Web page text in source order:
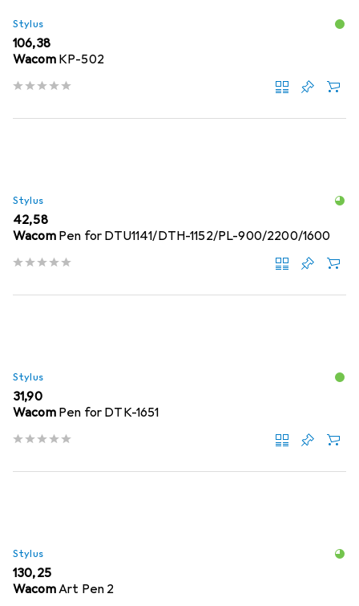
Stylus
EUR
106,38
Wacom KP-502
Stylus
EUR
42,58
Wacom Pen for DTU1141/DTH-1152/PL-900/2200/1600
Stylus
EUR
31,90
Wacom Pen for DTK-1651
Stylus
EUR
130,25
WacomArt Pen 2